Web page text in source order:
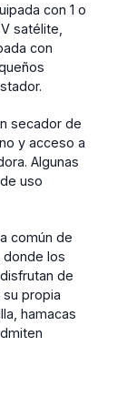
con 1 o
satélite,
con
secador de
y acceso a
Algunas
uso
común de
donde los
de
su propia
hamacas